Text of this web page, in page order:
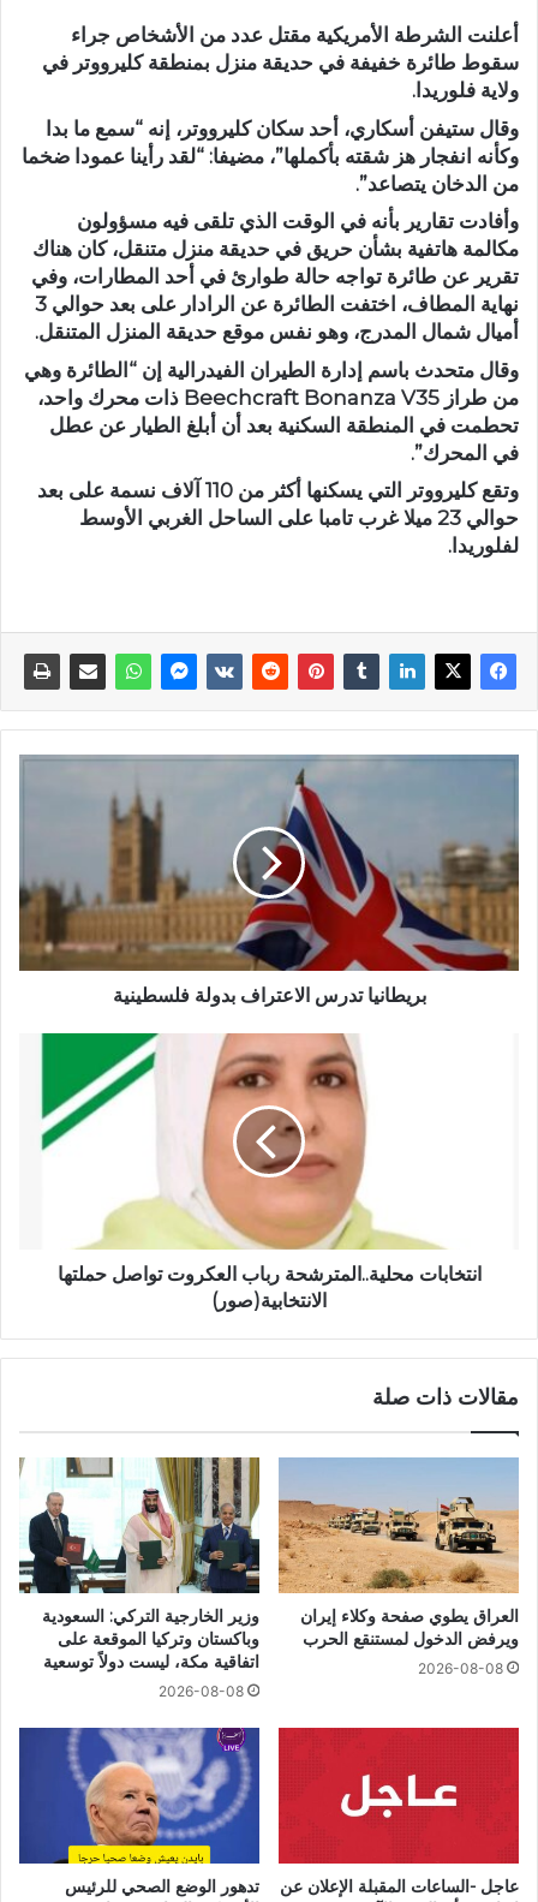
أعلنت الشرطة الأمريكية مقتل عدد من الأشخاص جراء
سقوط طائرة خفيفة في حديقة منزل بمنطقة كليرووتر في
ولاية فلوريدا.
وقال ستيفن أسكاري، أحد سكان كليرووتر، إنه “سمع ما بدا
وكأنه انفجار هز شقته بأكملها”، مضيفا: “لقد رأينا عمودا ضخما
من الدخان يتصاعد”.
وأفادت تقارير بأنه في الوقت الذي تلقى فيه مسؤولون
مكالمة هاتفية بشأن حريق في حديقة منزل متنقل، كان هناك
تقرير عن طائرة تواجه حالة طوارئ في أحد المطارات، وفي
نهاية المطاف، اختفت الطائرة عن الرادار على بعد حوالي 3
أميال شمال المدرج، وهو نفس موقع حديقة المنزل المتنقل.
وقال متحدث باسم إدارة الطيران الفيدرالية إن “الطائرة وهي
من طراز Beechcraft Bonanza V35 ذات محرك واحد،
تحطمت في المنطقة السكنية بعد أن أبلغ الطيار عن عطل
في المحرك”.
وتقع كليرووتر التي يسكنها أكثر من 110 آلاف نسمة على بعد
حوالي 23 ميلا غرب تامبا على الساحل الغربي الأوسط
لفلوريدا.
بريطانيا تدرس الاعتراف بدولة فلسطينية
انتخابات محلية..المترشحة رباب العكروت تواصل حملتها
الانتخابية(صور)
مقالات ذات صلة
العراق يطوي صفحة وكلاء إيران
ويرفض الدخول لمستنقع الحرب
2026-08-08
وزير الخارجية التركي: السعودية
وباكستان وتركيا الموقعة على
اتفاقية مكة، ليست دولاً توسعية
2026-08-08
عاجل -الساعات المقبلة الإعلان عن
تدهور الوضع الصحي للرئيس